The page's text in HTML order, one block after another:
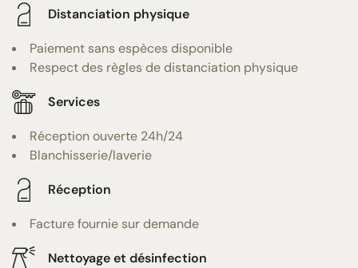
Distanciation physique
Paiement sans espèces disponible
Respect des règles de distanciation physique
Services
Réception ouverte 24h/24
Blanchisserie/laverie
Réception
Facture fournie sur demande
Nettoyage et désinfection